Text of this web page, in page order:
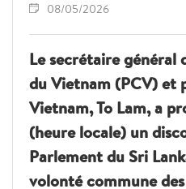
08/05/2026
Le secrétaire
du Vietnam (PCV) et
Vietnam, To Lam, a
(heure locale) un
Parlement du Sri
volonté commune